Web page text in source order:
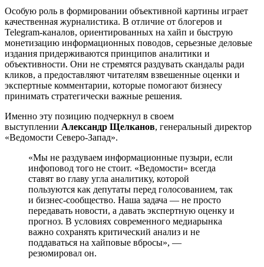
Особую роль в формировании объективной картины играет
качественная журналистика. В отличие от блогеров и
Telegram-каналов, ориентированных на хайп и быструю
монетизацию информационных поводов, серьезные деловые
издания придерживаются принципов аналитики и
объективности. Они не стремятся раздувать скандалы ради
кликов, а предоставляют читателям взвешенные оценки и
экспертные комментарии, которые помогают бизнесу
принимать стратегически важные решения.
Именно эту позицию подчеркнул в своем
выступлении Александр Щелканов, генеральный директор
«Ведомости Северо-Запад».
«Мы не раздуваем информационные пузыри, если
инфоповод того не стоит. «Ведомости» всегда
ставят во главу угла аналитику, которой
пользуются как депутаты перед голосованием, так
и бизнес-сообщество. Наша задача — не просто
передавать новости, а давать экспертную оценку и
прогноз. В условиях современного медиарынка
важно сохранять критический анализ и не
поддаваться на хайповые вбросы», —
резюмировал он.